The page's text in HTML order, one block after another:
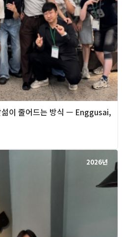
이 줄어드는 방식 — Enggusai,
2026년